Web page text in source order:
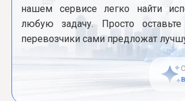
нашем сервисе легко найти
любую задачу. Просто
перевозчики сами предложат